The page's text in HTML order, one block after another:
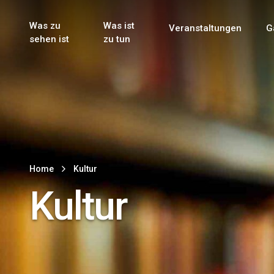
Main Navigation
Was zu
sehen ist
Was ist
zu tun
Veranstaltungen
Home Kultur
Kultur